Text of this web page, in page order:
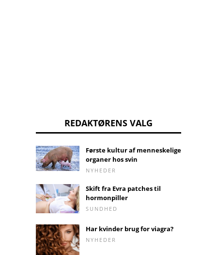
REDAKTØRENS VALG
Første kultur af menneskelige
organer hos svin
NYHEDER
Skift fra Evra patches til
hormonpiller
SUNDHED
Har kvinder brug for viagra?
NYHEDER